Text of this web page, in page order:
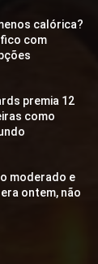
calórica?
com
premia 12
como
moderado e
ontem, não